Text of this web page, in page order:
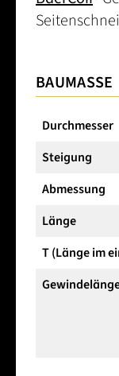
BAUMASSE
Durchmesser
Steigung
Abmessung
Länge
T (Länge im